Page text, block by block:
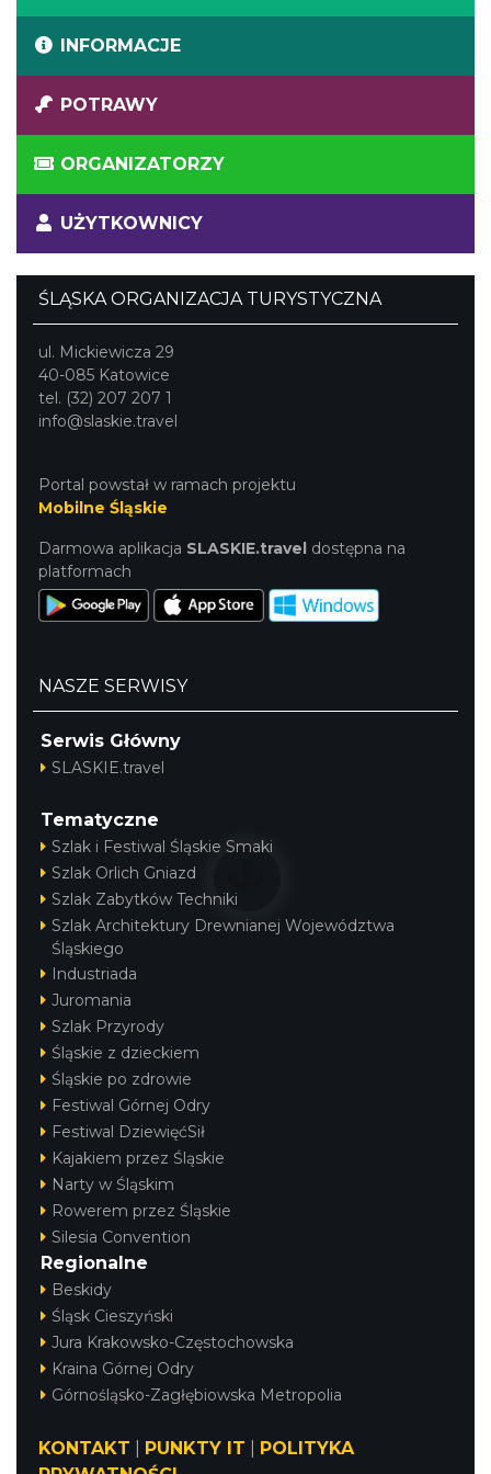
Porcjunkula przy bazylice.
INFORMACJE
POTRAWY
ORGANIZATORZY
UŻYTKOWNICY
ŚLĄSKA ORGANIZACJA TURYSTYCZNA
ul. Mickiewicza 29
40-085 Katowice
tel. (32) 207 207 1
info@slaskie.travel
Portal powstał w ramach projektu
Mobilne Śląskie
Darmowa aplikacja SLASKIE.travel dostępna na
platformach
NASZE SERWISY
Serwis Główny
SLASKIE.travel
Tematyczne
Szlak i Festiwal Śląskie Smaki
Szlak Orlich Gniazd
Szlak Zabytków Techniki
Szlak Architektury Drewnianej Województwa
Śląskiego
Industriada
Juromania
Szlak Przyrody
Śląskie z dzieckiem
Śląskie po zdrowie
Festiwal Górnej Odry
Festiwal DziewięćSił
Kajakiem przez Śląskie
Narty w Śląskim
Rowerem przez Śląskie
Silesia Convention
Regionalne
Beskidy
Śląsk Cieszyński
Jura Krakowsko-Częstochowska
Kraina Górnej Odry
Górnośląsko-Zagłębiowska Metropolia
KONTAKT PUNKTY IT
POLITYKA